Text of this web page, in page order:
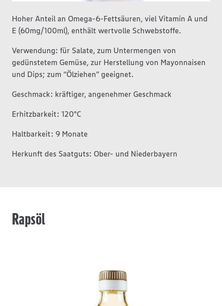
Hoher Anteil an Omega-6-Fettsäuren, viel Vitamin A und
E (60mg/100ml), enthält wertvolle Schwebstoffe.
Verwendung: für Salate, zum Untermengen von
gedünstetem Gemüse, zur Herstellung von Mayonnaisen
und Dips; zum “Ölziehen” geeignet.
Geschmack: kräftiger, angenehmer Geschmack
Erhitzbarkeit: 120°C
Haltbarkeit: 9 Monate
Herkunft des Saatguts: Ober- und Niederbayern
Rapsöl